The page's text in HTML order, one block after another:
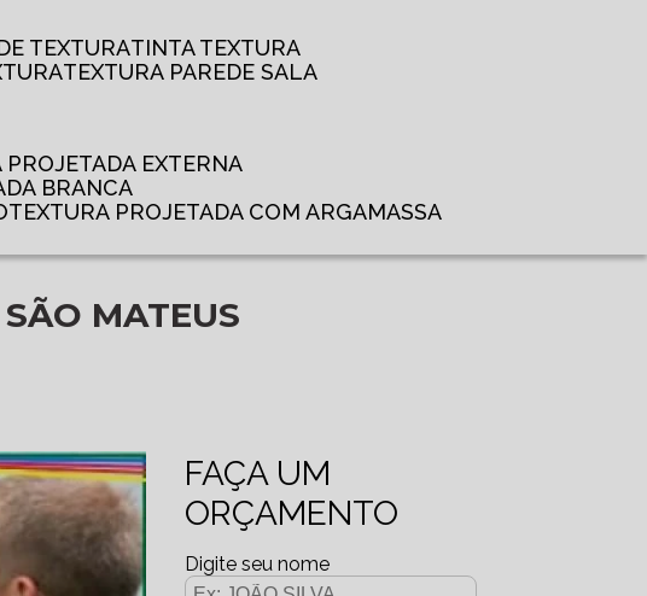
TEXTURA
TINTA TEXTURA
TEXTURA PAREDE SALA
PROJETADA EXTERNA
BRANCA
TEXTURA PROJETADA COM ARGAMASSA
MATEUS
FAÇA UM
ORÇAMENTO
Digite seu nome